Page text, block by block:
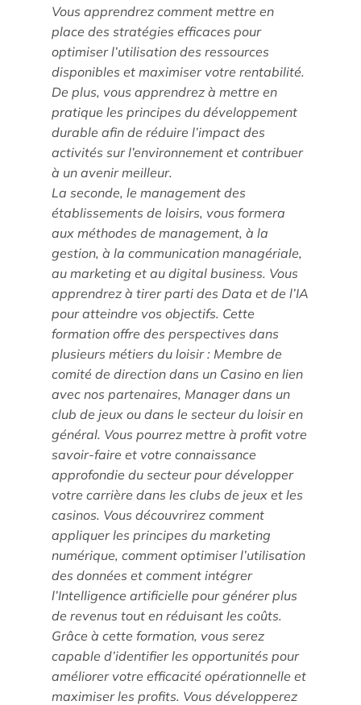
Parcours doctoral
École doctorale
En savoir +
Compétences et attentes professionnelles dans les
métiers territoriaux touristiques
Transformation des carrières en tourisme
Les enjeux de l’égalité femmes-hommes dans les
métiers touristiques
Vous apprendrez comment mettre en
place des stratégies efficaces pour
optimiser l’utilisation des ressources
disponibles et maximiser votre rentabilité.
De plus, vous apprendrez à mettre en
pratique les principes du développement
durable afin de réduire l’impact des
activités sur l’environnement et contribuer
à un avenir meilleur.
La seconde, le management des
établissements de loisirs, vous formera
aux méthodes de management, à la
gestion, à la communication managériale,
au marketing et au digital business. Vous
apprendrez à tirer parti des Data et de l’IA
pour atteindre vos objectifs. Cette
formation offre des perspectives dans
plusieurs métiers du loisir : Membre de
comité de direction dans un Casino en lien
avec nos partenaires, Manager dans un
club de jeux ou dans le secteur du loisir en
général. Vous pourrez mettre à profit votre
savoir-faire et votre connaissance
approfondie du secteur pour développer
votre carrière dans les clubs de jeux et les
casinos. Vous découvrirez comment
appliquer les principes du marketing
numérique, comment optimiser l’utilisation
des données et comment intégrer
l’Intelligence artificielle pour générer plus
de revenus tout en réduisant les coûts.
Grâce à cette formation, vous serez
capable d’identifier les opportunités pour
améliorer votre efficacité opérationnelle et
maximiser les profits. Vous développerez